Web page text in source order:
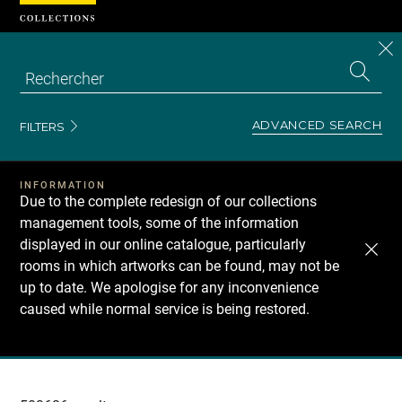
FILTERS ADVANCED SEARCH
INFORMATION
Due to the complete redesign of our collections
management tools, some of the information
displayed in our online catalogue, particularly
rooms in which artworks can be found, may not be
up to date. We apologise for any inconvenience
caused while normal service is being restored.
Recherche
Cookies management panel